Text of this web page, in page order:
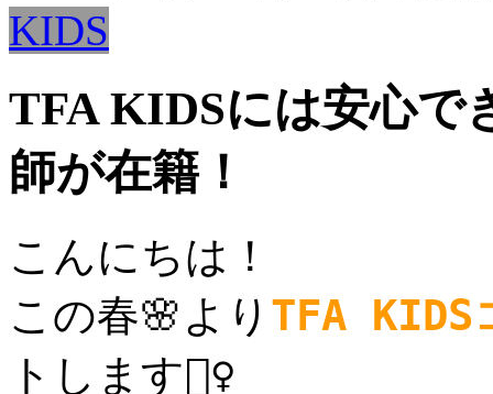
KIDS
TFA KIDSには安心で
師が在籍！
こんにちは！
この春🌸より TFA KIDS
トします🙆‍♀️